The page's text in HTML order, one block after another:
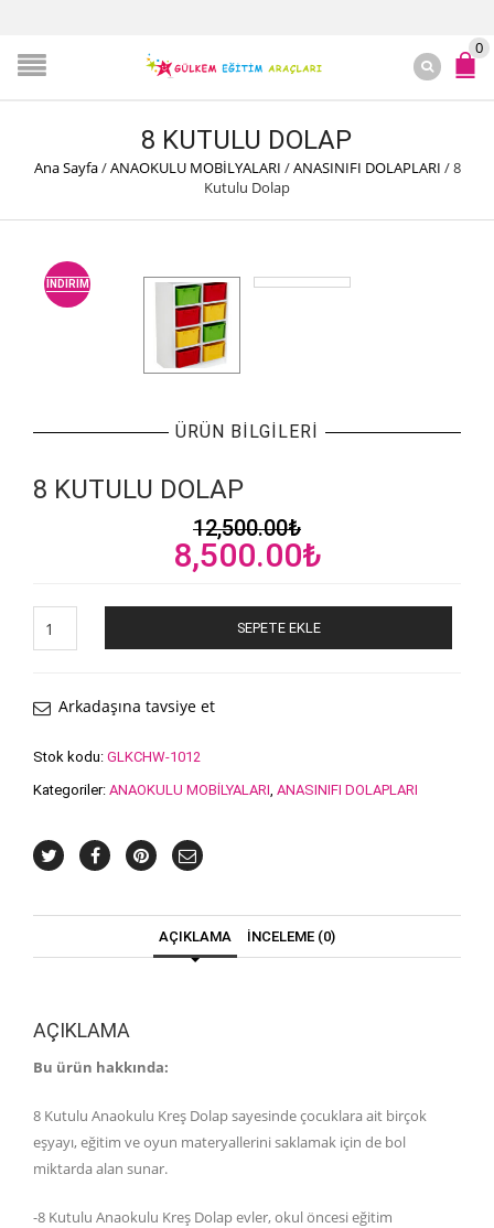
0
8 KUTULU DOLAP
Ana Sayfa/ANAOKULU MOBİLYALARI /ANASINIFI DOLAPLARI /8
Kutulu Dolap
İNDIRIM
ÜRÜN BILGILERI
8 KUTULU DOLAP
12,500.00₺
Orijinal
12,500.00₺.
8,500.00₺Şu
fiyat:
8,500.00₺.
Kutulu
SEPETE EKLE
Arkadaşına tavsiye et
Stok kodu: GLKCHW-1012
Kategoriler: ANAOKULU MOBİLYALARI ANASINIFI DOLAPLARI
AÇIKLAMA İNCELEME (0)
AÇIKLAMA
Bu ürün hakkında:
8 Kutulu Anaokulu Kreş Dolap sayesinde çocuklara ait birçok
eşyayı, eğitim ve oyun materyallerini saklamak için de bol
miktarda alan sunar.
-8 Kutulu Anaokulu Kreş Dolap evler, okul öncesi eğitim